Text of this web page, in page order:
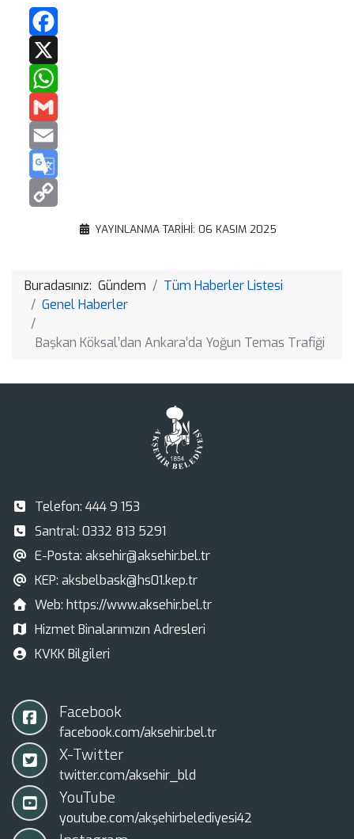
Translate
Copy
YAYINLANMA TARIHI: 06 KASIM 2025
Buradasınız: Gündem
Tüm Haberler Listesi
Genel Haberler
Başkan Köksal’dan Ankara’da Yoğun Temas Trafiği
Telefon: 444 9 153
Santral: 0332 813 5291
E-Posta: aksehir@aksehir.bel.tr
KEP: aksbelbask@hs01.kep.tr
Web: https://www.aksehir.bel.tr
Hizmet Binalarımızın Adresleri
KVKK Bilgileri
Facebook
facebook.com/aksehir.bel.tr
X-Twitter
twitter.com/aksehir_bld
YouTube
youtube.com/akşehirbelediyesi42